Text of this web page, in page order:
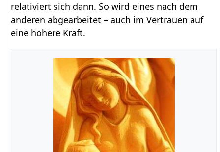
relativiert sich dann. So wird eines nach dem
anderen abgearbeitet – auch im Vertrauen auf
eine höhere Kraft.